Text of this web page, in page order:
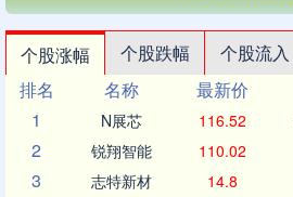
个股涨幅 个股跌幅 个股流入
排名
名称 最新价
1
N展芯 116.52
2 锐翔智能 110.02
3 志特新材 14.8